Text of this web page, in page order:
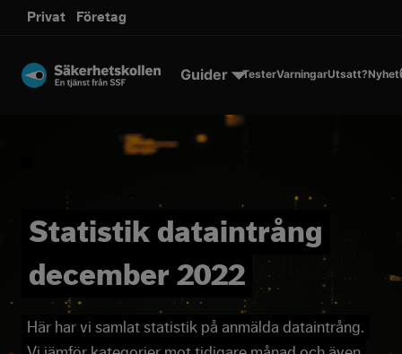
sms.
Privat Företag
Guider TesterVarningarUtsatt?
Statistik dataintrång
december 2022
Här har vi samlat statistik på anmälda dataintrång.